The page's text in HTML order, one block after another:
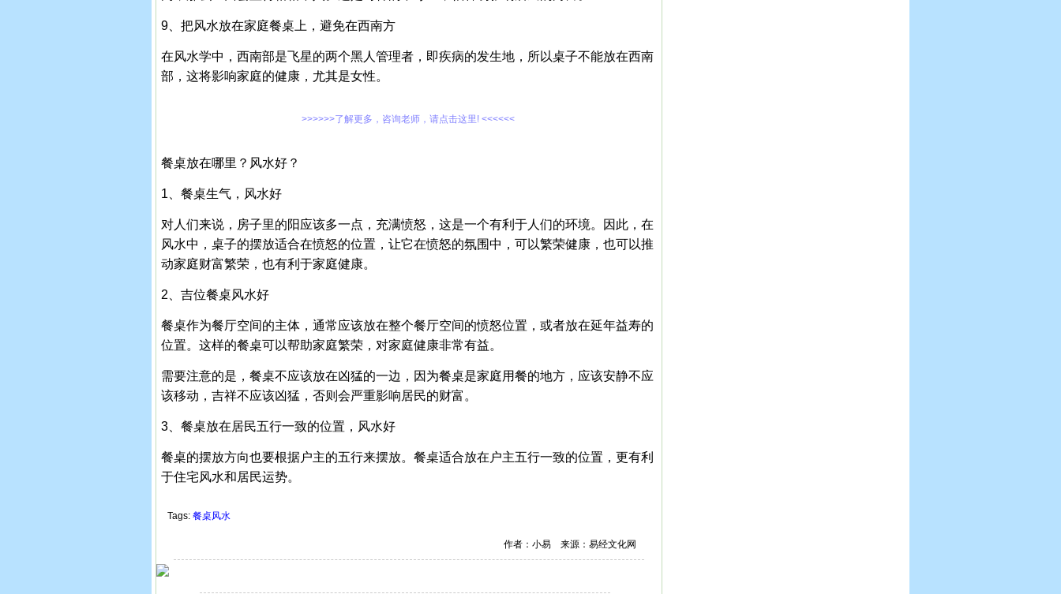
9、把风水放在家庭餐桌上，避免在西南方
在风水学中，西南部是飞星的两个黑人管理者，即疾病的发生地，所以桌子不能放在西南
部，这将影响家庭的健康，尤其是女性。
>>>>>>了解更多，咨询老师，请点击这里! <<<<<<
餐桌放在哪里？风水好？
1、餐桌生气，风水好
对人们来说，房子里的阳应该多一点，充满愤怒，这是一个有利于人们的环境。因此，在
风水中，桌子的摆放适合在愤怒的位置，让它在愤怒的氛围中，可以繁荣健康，也可以推
动家庭财富繁荣，也有利于家庭健康。
2、吉位餐桌风水好
餐桌作为餐厅空间的主体，通常应该放在整个餐厅空间的愤怒位置，或者放在延年益寿的
位置。这样的餐桌可以帮助家庭繁荣，对家庭健康非常有益。
需要注意的是，餐桌不应该放在凶猛的一边，因为餐桌是家庭用餐的地方，应该安静不应
该移动，吉祥不应该凶猛，否则会严重影响居民的财富。
3、餐桌放在居民五行一致的位置，风水好
餐桌的摆放方向也要根据户主的五行来摆放。餐桌适合放在户主五行一致的位置，更有利
于住宅风水和居民运势。
Tags: 餐桌风水
作者：小易 来源：易经文化网